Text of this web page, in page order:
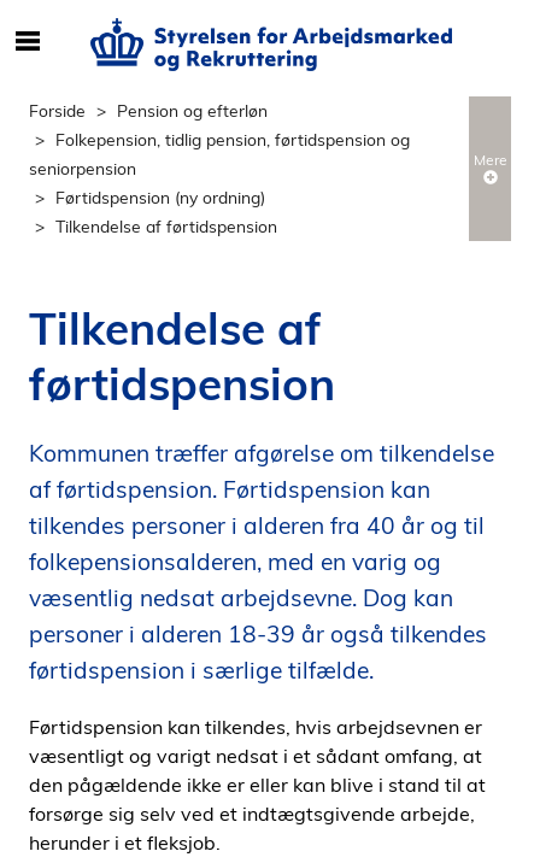
e
t
e
o
d
p
å
s
d
n
Forside
Pension og efterløn
Folkepension, tidlig pension, førtidspension og
seniorpension
Førtidspension (ny ordning)
Tilkendelse af førtidspension
Tilkendelse af
førtidspension
Kommunen træffer afgørelse om tilkendelse
af førtidspension. Førtidspension kan
tilkendes personer i alderen fra 40 år og til
folkepensionsalderen, med en varig og
væsentlig nedsat arbejdsevne. Dog kan
personer i alderen 18-39 år også tilkendes
førtidspension i særlige tilfælde.
Førtidspension kan tilkendes, hvis arbejdsevnen er
væsentligt og varigt nedsat i et sådant omfang, at
den pågældende ikke er eller kan blive i stand til at
forsørge sig selv ved et indtægtsgivende arbejde,
herunder i et fleksjob.